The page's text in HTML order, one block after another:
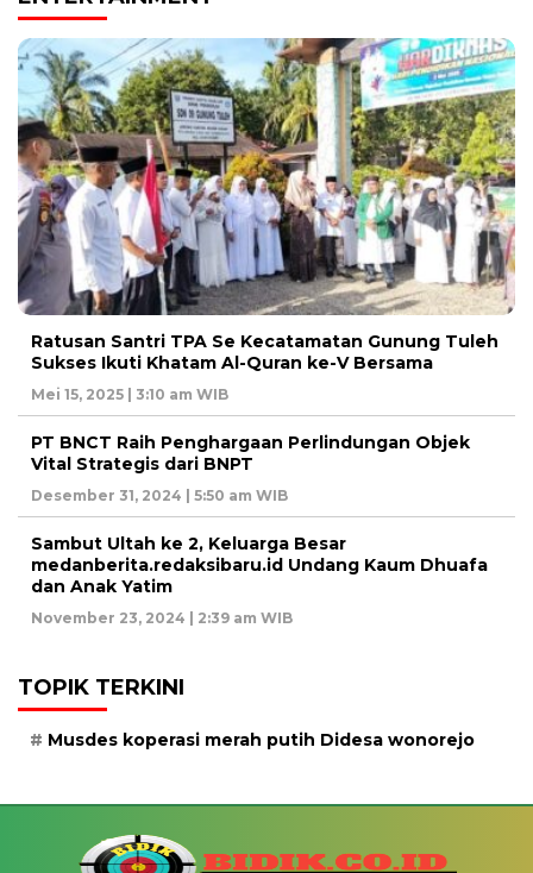
Ratusan Santri TPA Se Kecatamatan Gunung Tuleh
Sukses Ikuti Khatam Al-Quran ke-V Bersama
Mei 15, 2025 | 3:10 am WIB
PT BNCT Raih Penghargaan Perlindungan Objek
Vital Strategis dari BNPT
Desember 31, 2024 | 5:50 am WIB
Sambut Ultah ke 2, Keluarga Besar
medanberita.redaksibaru.id Undang Kaum Dhuafa
dan Anak Yatim
November 23, 2024 | 2:39 am WIB
TOPIK TERKINI
Musdes koperasi merah putih Didesa wonorejo